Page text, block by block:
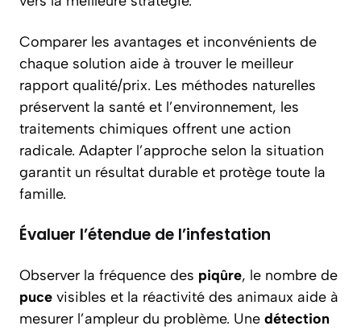
Comparer les avantages et inconvénients de
chaque solution aide à trouver le meilleur
rapport qualité/prix. Les méthodes naturelles
préservent la santé et l’environnement, les
traitements chimiques offrent une action
radicale. Adapter l’approche selon la situation
garantit un résultat durable et protège toute la
famille.
Évaluer l’étendue de l’infestation
Observer la fréquence des piqûre, le nombre de
puce visibles et la réactivité des animaux aide à
mesurer l’ampleur du problème. Une détection